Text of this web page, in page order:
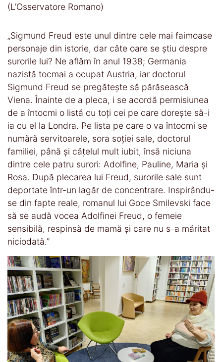
(L’Osservatore Romano)
„Sigmund Freud este unul dintre cele mai faimoase
personaje din istorie, dar câte oare se ştiu despre
surorile lui? Ne aflăm în anul 1938; Germania
nazistă tocmai a ocupat Austria, iar doctorul
Sigmund Freud se pregăteşte să părăsească
Viena. Înainte de a pleca, i se acordă permisiunea
de a întocmi o listă cu toţi cei pe care doreşte să-i
ia cu el la Londra. Pe lista pe care o va întocmi se
numără servitoarele, sora soţiei sale, doctorul
familiei, până şi căţelul mult iubit, însă niciuna
dintre cele patru surori: Adolfine, Pauline, Maria şi
Rosa. După plecarea lui Freud, surorile sale sunt
deportate într-un lagăr de concentrare. Inspirându-
se din fapte reale, romanul lui Goce Smilevski face
să se audă vocea Adolfinei Freud, o femeie
sensibilă, respinsă de mamă şi care nu s-a măritat
niciodată.”